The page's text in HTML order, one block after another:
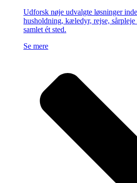
Udforsk nøje udvalgte løsninger
husholdning, kæledyr, rejse,
samlet ét sted.
Se mere